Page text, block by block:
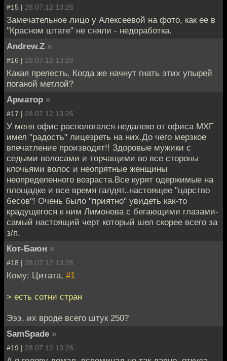
#15 | 28.07.12 13:26
Замечательное лицо у Алексеевой на фото, как ее в
"Красном штате" не сняли - недоработка.
Andrew.Z »
#16 | 28.07.12 13:26
Какая прелесть. Когда же начнут гнать этих упырей
поганой метлой?
Арматор »
#17 | 28.07.12 13:26
У меня офис распологался недалеко от офиса МХГ
имел "радость" лицезреть на них.До чего мерзкое
впечатление производят!! Здоровые мужики с
седыми волосами и торчащими во все стороны
клочьями волос и неопрятные женщины
неопределенного возраста.Все курят одержимые на
площадке и все время галдят..настоящее "царство
бесов"! Очень было "приятно" увидеть как-то
крадущегося к ним Лимонова с бегающими глазами-
самый настоящий черт который шел скорее всего за
з/п.
Кот-Баюн »
#18 | 28.07.12 13:26
Кому: Цитата, #1
> есть сотни стран
Эээ, их вроде всего штук 250?
SamSpade »
#19 | 28.07.12 13:26